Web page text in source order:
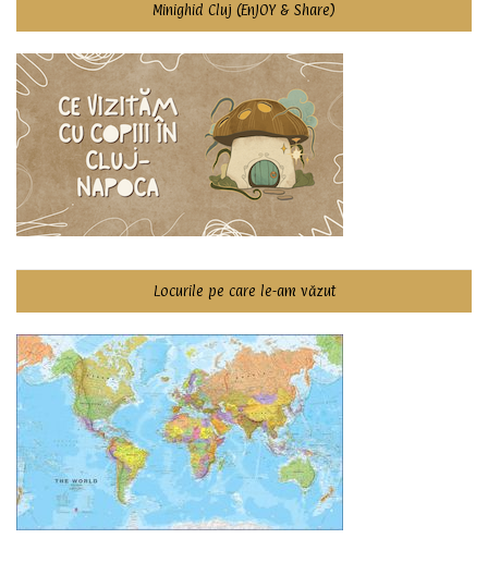
Minighid Cluj (EnJOY & Share)
Locurile pe care le-am văzut